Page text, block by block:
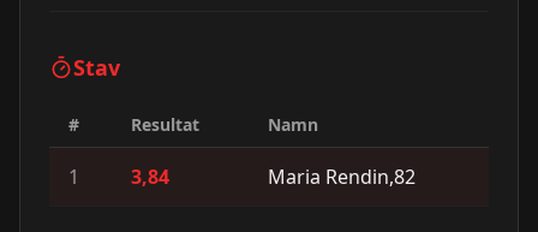
Stav
# Resultat Namn
1 3,84 Maria Rendin,82